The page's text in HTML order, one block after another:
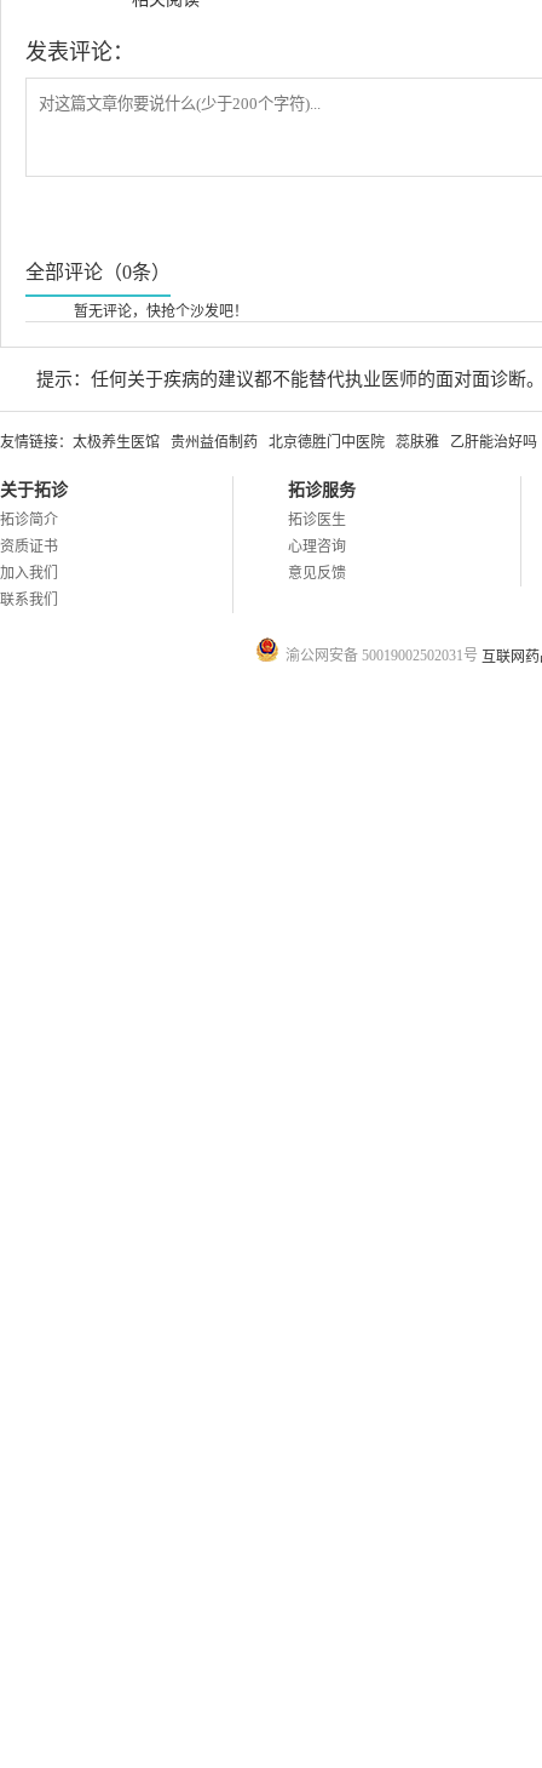
发表评论：
全部评论（0条）
暂无评论，快抢个沙发吧！
提示：任何关于疾病的建议都不能替代执业医师的面对面诊断
友情链接： 太极养生医馆 贵州益佰制药 北京德胜门中医院 蕊肤雅 乙肝能治好吗
关于拓诊
拓诊简介
资质证书
加入我们
联系我们
拓诊服务
拓诊医生
心理咨询
意见反馈
渝公网安备 50019002502031号 互联网